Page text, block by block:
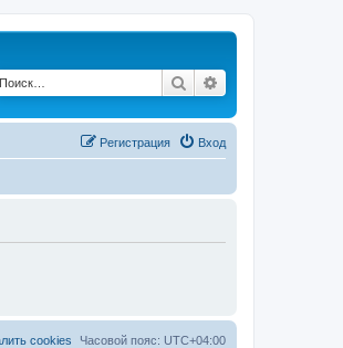
Поиск
Вход
Регистрация
Часовой пояс: UTC+04:00
cookies